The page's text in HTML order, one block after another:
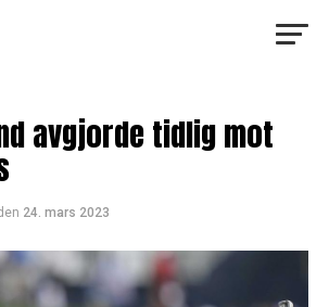
avgjorde tidlig mot
24. mars 2023